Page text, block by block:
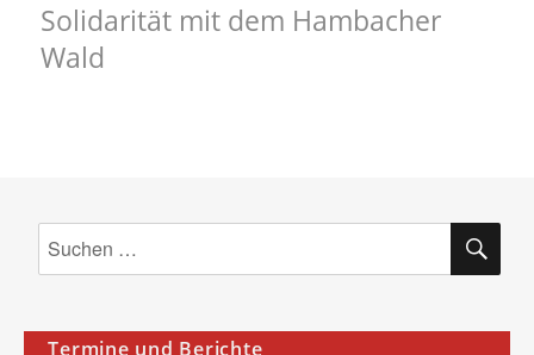
Nächster
Beitrag:
Solidarität mit dem Hambacher
Wald
Suchen
nach:
Termine und Berichte